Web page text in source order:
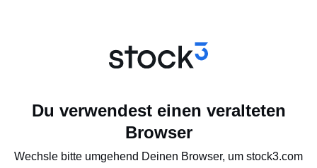
Du verwendest einen veralteten
Browser
Wechsle bitte umgehend Deinen Browser, um stock3.com